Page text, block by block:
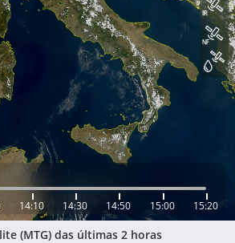
14:10 14:30 14:50 15:00 15:20
(MTG) das últimas 2 horas